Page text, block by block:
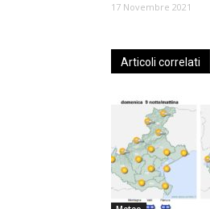
17 Novembre 2021
Articoli correlati